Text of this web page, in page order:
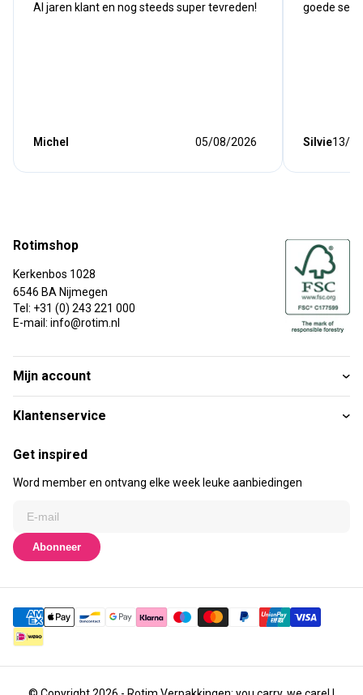
Al jaren klant en nog steeds super tevreden!
Michel 05/08/2026
goede
Silvie13/
Rotimshop
Kerkenbos 1028
6546 BA Nijmegen
Tel: +31 (0) 243 221 000
E-mail: info@rotim.nl
Mijn account
Klantenservice
Get inspired
Word member en ontvang elke week leuke aanbiedingen
Abonneer